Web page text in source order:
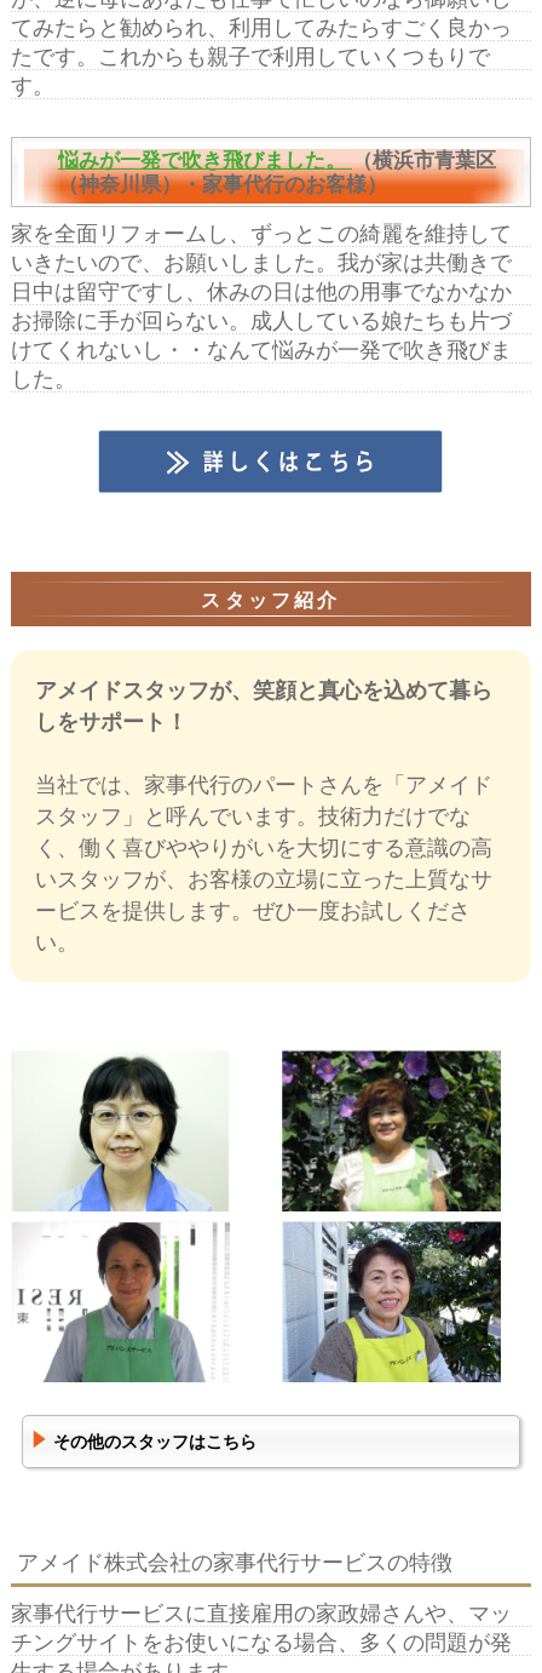
てみたらと勧められ、利用してみたらすごく良かっ
たです。これからも親子で利用していくつもりで
す。
悩みが一発で吹き飛びました。
（横浜市青葉区
（神奈川県）・家事代行のお客様）
家を全面リフォームし、ずっとこの綺麗を維持して
いきたいので、お願いしました。我が家は共働きで
日中は留守ですし、休みの日は他の用事でなかなか
お掃除に手が回らない。成人している娘たちも片づ
けてくれないし・・なんて悩みが一発で吹き飛びま
した。
スタッフ紹介
アメイドスタッフが、笑顔と真心を込めて暮ら
しをサポート！
当社では、家事代行のパートさんを「アメイド
スタッフ」と呼んでいます。技術力だけでな
く、働く喜びややりがいを大切にする意識の高
いスタッフが、お客様の立場に立った上質なサ
ービスを提供します。ぜひ一度お試しくださ
い。
その他のスタッフはこちら
アメイド株式会社の家事代行サービスの特徴
家事代行サービスに直接雇用の家政婦さんや、マッ
チングサイトをお使いになる場合、多くの問題が発